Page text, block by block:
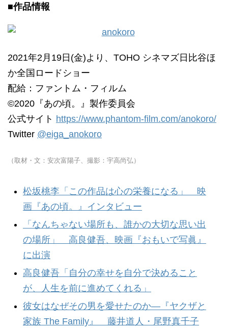
■作品情報
2021年2月19日(金)より、TOHO シネマズ日比谷ほ
か全国ロードショー
配給：ファントム・フィルム
©2020『あの頃。』製作委員会
公式サイト https://www.phantom-film.com/anokoro/
Twitter @eiga_anokoro
（取材・文：安次富陽子、撮影：宇高尚弘）
松坂桃李「この作品は心の栄養になる」 映
画『あの頃。』インタビュー
「なんちゃない場所も、誰かの大切な思い出
の場所」 高良健吾、映画『おもいで写眞』
に出演
高良健吾「自分の幸せを自分で決めること
が、人生を前に進めてくれる」
彼女はなぜその男を愛せたのか—『ヤクザと
家族 The Family』 藤井道人・尾野真千子